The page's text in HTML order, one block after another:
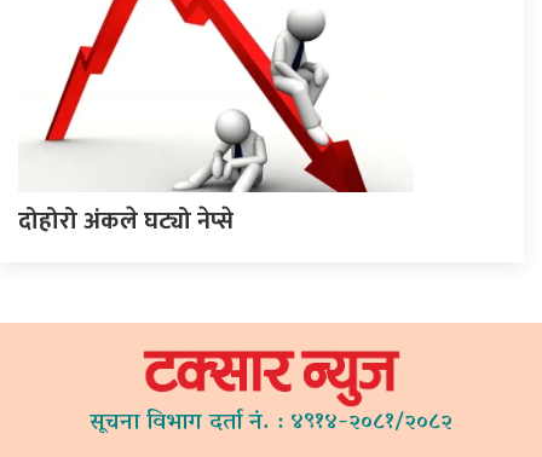
दोहोरो अंकले घट्यो नेप्से
सूचना विभाग दर्ता नं. : ४९१४-२०८१/२०८२